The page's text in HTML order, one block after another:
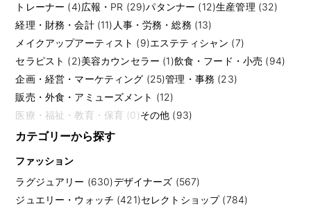
トレーナー (4)広報・PR (29)パタンナー (12)生産管理 (32)
経理・財務・会計 (11) 人事・労務・総務 (13)
メイクアップアーティスト (9)エステティシャン (7)
セラピスト (2)美容カウンセラー (1)飲食・フード・小売 (94)
企画・経営・マーケティング (25)管理・事務 (23)
販売・外食・アミューズメント (12)
医療・福祉・教育・保育 (0)その他 (93)
カテゴリーから探す
ファッション
ラグジュアリー (630)デザイナーズ (567)
ジュエリー・ウォッチ (421)セレクトショップ (784)